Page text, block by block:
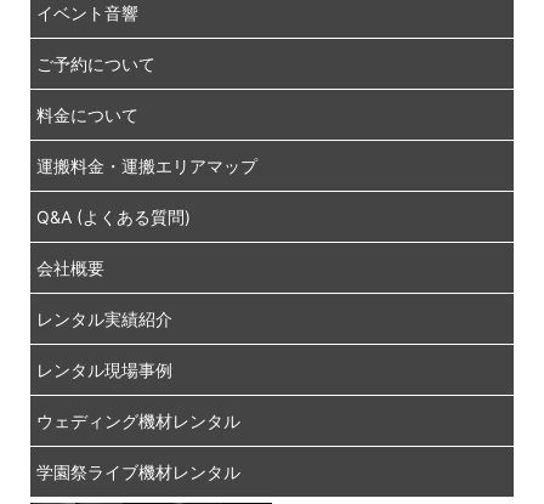
イベント音響
ご予約について
料金について
運搬料金・運搬エリアマップ
Q&A (よくある質問)
会社概要
レンタル実績紹介
レンタル現場事例
ウェディング機材レンタル
学園祭ライブ機材レンタル